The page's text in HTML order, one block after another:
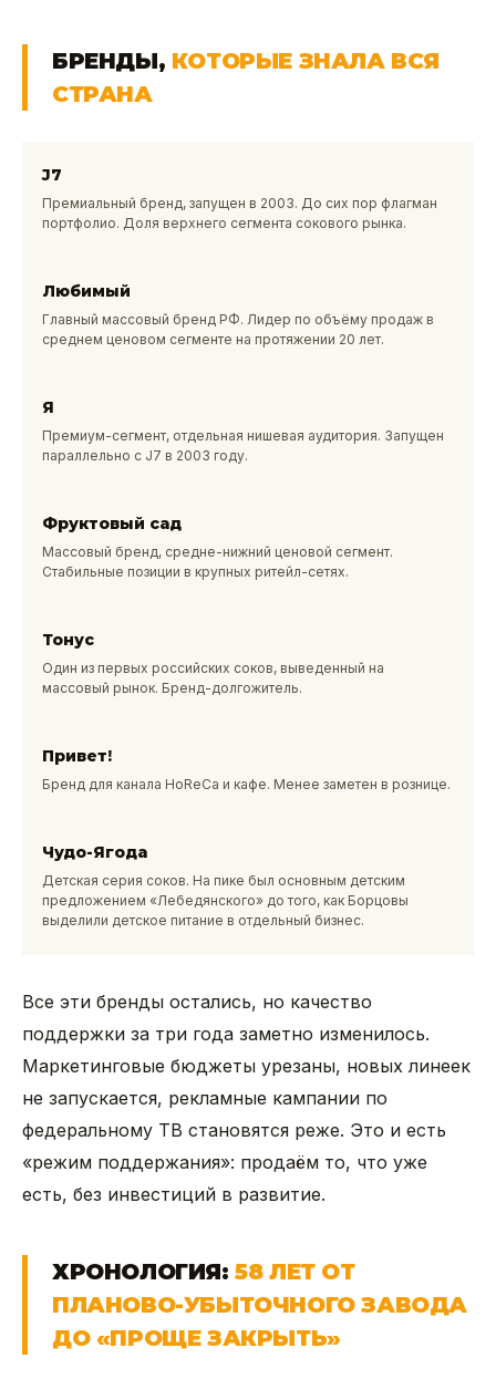
БРЕНДЫ, КОТОРЫЕ ЗНАЛА ВСЯ
СТРАНА
J7
Премиальный бренд, запущен в 2003. До сих пор флагман
портфолио. Доля верхнего сегмента сокового рынка.
Любимый
Главный массовый бренд РФ. Лидер по объёму продаж в
среднем ценовом сегменте на протяжении 20 лет.
Я
Премиум-сегмент, отдельная нишевая аудитория. Запущен
параллельно с J7 в 2003 году.
Фруктовый сад
Массовый бренд, средне-нижний ценовой сегмент.
Стабильные позиции в крупных ритейл-сетях.
Тонус
Один из первых российских соков, выведенный на
массовый рынок. Бренд-долгожитель.
Привет!
Бренд для канала HoReCa и кафе. Менее заметен в рознице.
Чудо-Ягода
Детская серия соков. На пике был основным детским
предложением «Лебедянского» до того, как Борцовы
выделили детское питание в отдельный бизнес.
Все эти бренды остались, но качество
поддержки за три года заметно изменилось.
Маркетинговые бюджеты урезаны, новых линеек
не запускается, рекламные кампании по
федеральному ТВ становятся реже. Это и есть
«режим поддержания»: продаём то, что уже
есть, без инвестиций в развитие.
ХРОНОЛОГИЯ:58 ЛЕТ ОТ
ПЛАНОВО-УБЫТОЧНОГО ЗАВОДА
ДО «ПРОЩЕ ЗАКРЫТЬ»